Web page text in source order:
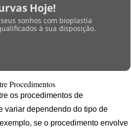
Hoje!
sonhos com bioplastia
à sua disposição.
Procedimentos
os procedimentos de
variar dependendo do tipo de
se o procedimento envolve